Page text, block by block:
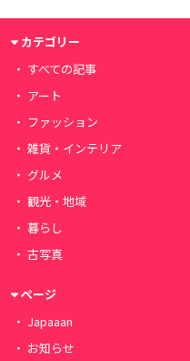
カテゴリー
すべての記事
アート
ファッション
雑貨・インテリア
グルメ
観光・地域
暮らし
古写真
ページ
Japaaan
お知らせ